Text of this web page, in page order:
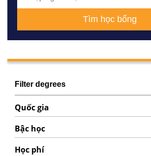
Tìm học bổng
Filter degrees
Quốc gia
Bậc học
Học phí